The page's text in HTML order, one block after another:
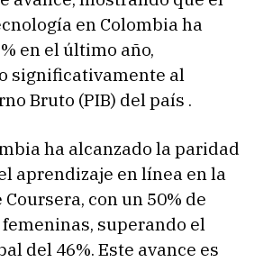
en Colombia ha
en el último año,
significativamente al
Bruto (PIB) del país .
ha alcanzado la paridad
aprendizaje en línea en la
con un 50% de
superando el
del 46%. Este avance es